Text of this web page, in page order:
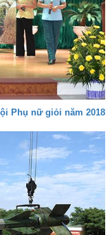
Phụ nữ giỏi năm 2018